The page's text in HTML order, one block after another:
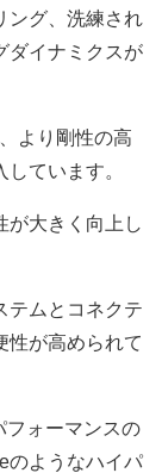
ング、洗練され
ダイナミクスが
より剛性の高
ています。
が大きく向上し
テムとコネクテ
性が高められて
フォーマンスの
のようなハイパ